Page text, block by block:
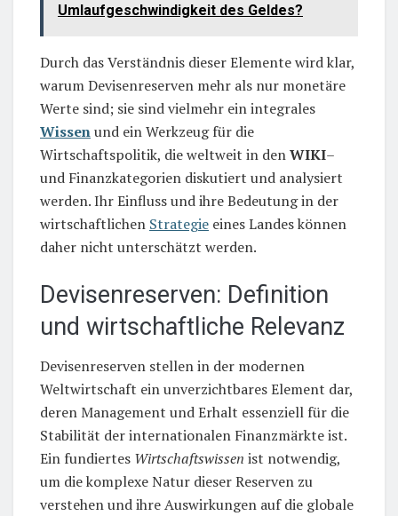
Umlaufgeschwindigkeit des Geldes?
Durch das Verständnis dieser Elemente wird klar,
warum Devisenreserven mehr als nur monetäre
Werte sind; sie sind vielmehr ein integrales
Wissenund ein Werkzeug für die
Wirtschaftspolitik, die weltweit in denWIKI–
und Finanzkategorien diskutiert und analysiert
werden. Ihr Einfluss und ihre Bedeutung in der
wirtschaftlichen Strategie eines Landes können
daher nicht unterschätzt werden.
Devisenreserven: Definition
und wirtschaftliche Relevanz
Devisenreserven stellen in der modernen
Weltwirtschaft ein unverzichtbares Element dar,
deren Management und Erhalt essenziell für die
Stabilität der internationalen Finanzmärkte ist.
Ein fundiertes Wirtschaftswissen ist notwendig,
um die komplexe Natur dieser Reserven zu
verstehen und ihre Auswirkungen auf die globale